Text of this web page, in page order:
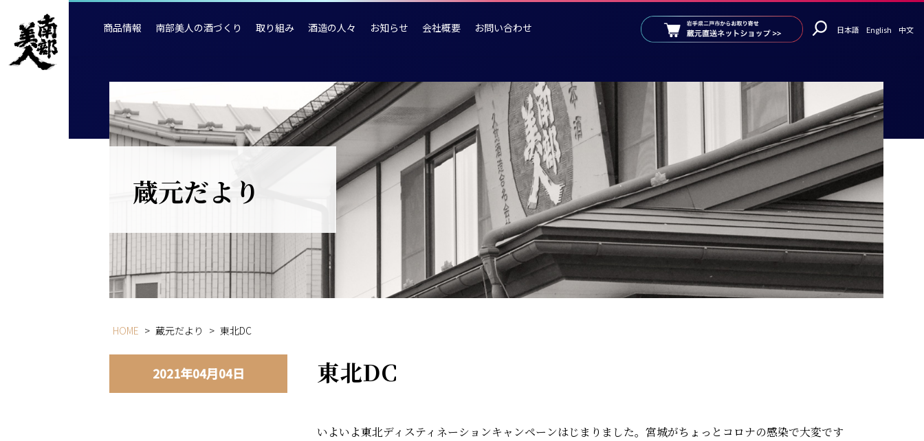
商品情報 南部美人の酒づくり 取り組み 酒造の人々 お知らせ 会社概要 お問い合わせ 日本語 English 中文
蔵元だより
HOME > 蔵元だより > 東北DC
2021年04月04日 東北DC
いよいよ東北ディスティネーションキャンペーンはじまりました。宮城がちょっとコロナの感染で大変です